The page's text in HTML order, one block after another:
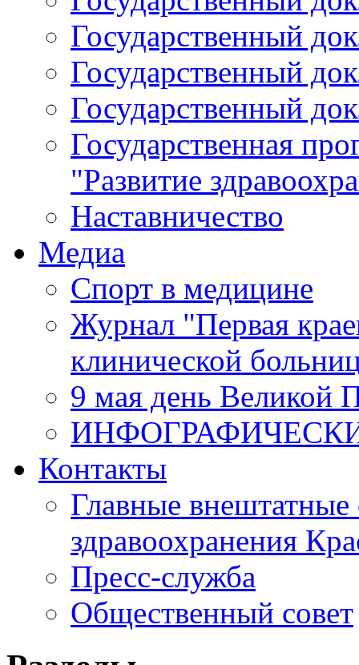
Государственный
Государственный
Государственный
Государственная
"Развитие
Наставничество
Медиа
Спорт в медицине
Журнал "Первая
клинической
9 мая день Великой
Контакты
Главные внештатные
здравоохранения
Пресс-служба
Общественный совет